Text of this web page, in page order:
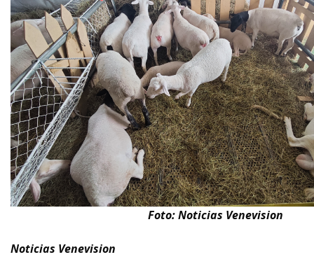
Foto: Noticias Venevision
Noticias Venevision